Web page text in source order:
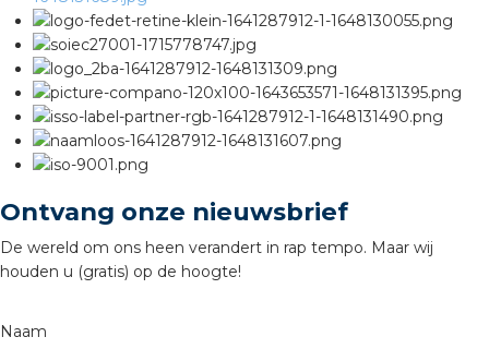
Ontvang onze nieuwsbrief
De wereld om ons heen verandert in rap tempo. Maar wij
houden u (gratis) op de hoogte!
Naam